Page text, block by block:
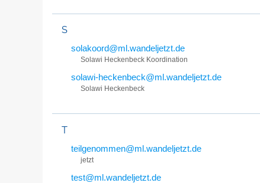
S
solakoord@ml.wandeljetzt.de
Solawi Heckenbeck Koordination
solawi-heckenbeck@ml.wandeljetzt.de
Solawi Heckenbeck
T
teilgenommen@ml.wandeljetzt.de
jetzt
test@ml.wandeljetzt.de